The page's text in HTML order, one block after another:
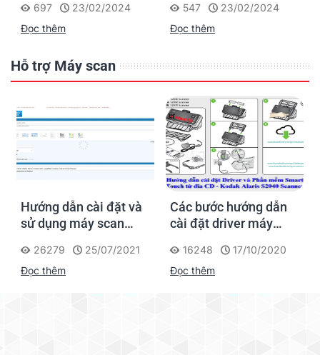
697
23/02/2024
Đọc thêm
với dòng máy quét
siêu nhanh để đảm
tập trung
547
23/02/2024
Đọc thêm
Hỗ trợ Máy scan
Hướng dẫn cài đặt và
sử dụng máy scan
26279
25/07/2021
Đọc thêm
Các bước hướng dẫn
cài đặt driver máy
Scanner
16248
17/10/2020
Đọc thêm